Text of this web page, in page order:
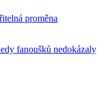
proměna
fanoušků nedokázaly